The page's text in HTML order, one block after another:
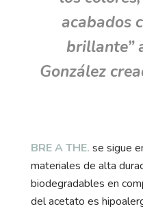
acabados
brillante”
González
BRE A THE. se sigue
materiales de alta
biodegradables en
del acetato es